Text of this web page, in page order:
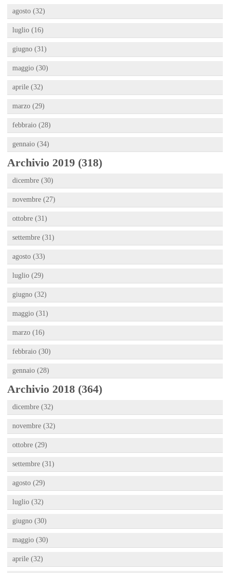
agosto (32)
luglio (16)
giugno (31)
maggio (30)
aprile (32)
marzo (29)
febbraio (28)
gennaio (34)
Archivio 2019 (318)
dicembre (30)
novembre (27)
ottobre (31)
settembre (31)
agosto (33)
luglio (29)
giugno (32)
maggio (31)
marzo (16)
febbraio (30)
gennaio (28)
Archivio 2018 (364)
dicembre (32)
novembre (32)
ottobre (29)
settembre (31)
agosto (29)
luglio (32)
giugno (30)
maggio (30)
aprile (32)